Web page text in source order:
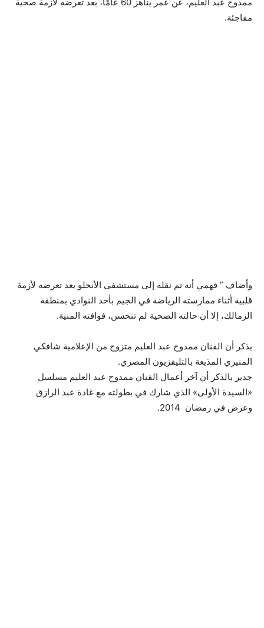
مفاجئة.
وأضاف ” فهمي أنه تم نقله إلى مستشفى الأنجلو بعد تعرضه لأزمة
قلبية أثناء ممارسته الرياضة في الجيم بأحد النوادي بمنطقة
الزمالك، إلا أن حالته الصحية لم تتحسن، فوافته المنية.
يذكر أن الفنان ممدوح عبد العليم متزوج من الإعلامية شافكي
المنيري المذيعة بالتليفزيون المصري.
جدير بالذكر أن آخر أعمال الفنان ممدوح عبد العليم مسلسل
«السيدة الأولى» الذي شارك في بطولته مع غادة عبد الرازق
وعرض في رمضان 2014.